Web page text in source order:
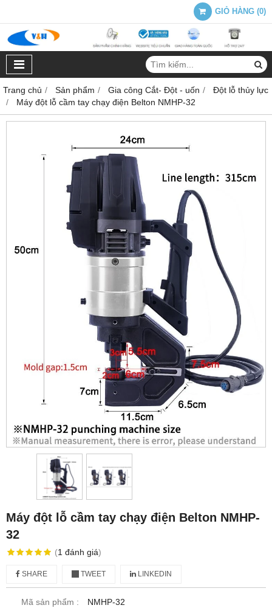
GIỎ HÀNG (0)
Trang chủ Sản phẩm Gia công Cắt- Đột - uốn
Đột lỗ thủy lực
Máy đột lỗ cầm tay chạy điện Belton NMHP-32
Máy đột lỗ cầm tay chạy điện Belton NMHP-
32
(1 đánh giá)
SHARE TWEET LINKEDIN
Mã sản phẩm :
NMHP-32